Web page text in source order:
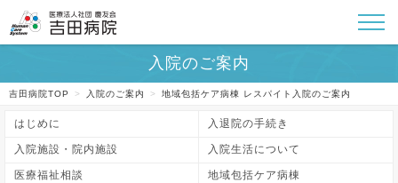
吉田病院TOP > 入院のご案内 > 地域包括ケア病棟 レスパイト入院のご案内
はじめに 入退院の手続き
入院施設・院内施設 入院生活について
医療福祉相談 地域包括ケア病棟